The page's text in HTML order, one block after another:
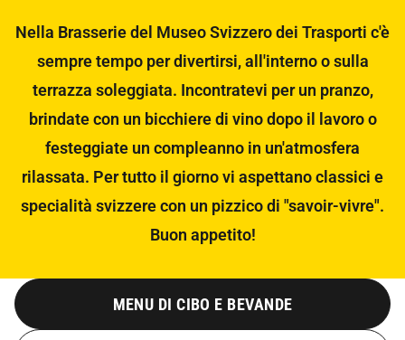
Nella Brasserie del Museo Svizzero dei Trasporti c'è
sempre tempo per divertirsi, all'interno o sulla
terrazza soleggiata. Incontratevi per un pranzo,
brindate con un bicchiere di vino dopo il lavoro o
festeggiate un compleanno in un'atmosfera
rilassata. Per tutto il giorno vi aspettano classici e
specialità svizzere con un pizzico di "savoir-vivre".
Buon appetito!
MENU DI CIBO E BEVANDE